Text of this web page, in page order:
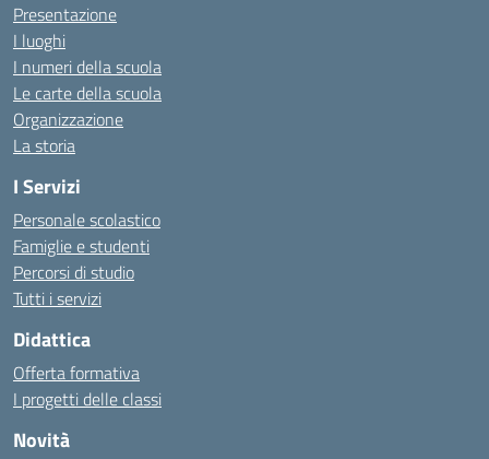
Presentazione
I luoghi
I numeri della scuola
Le carte della scuola
Organizzazione
La storia
I Servizi
Personale scolastico
Famiglie e studenti
Percorsi di studio
Tutti i servizi
Didattica
Offerta formativa
I progetti delle classi
Novità